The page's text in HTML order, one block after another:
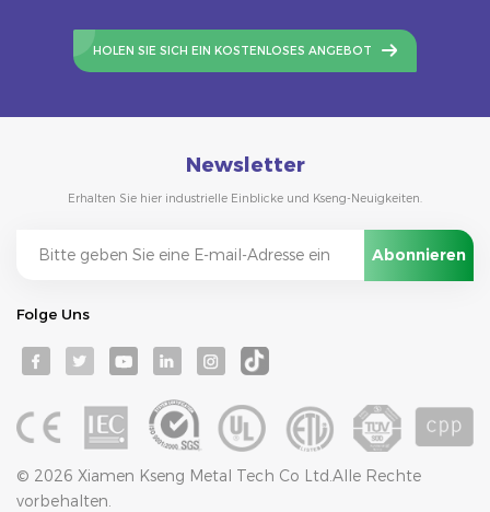
HOLEN SIE SICH EIN KOSTENLOSES ANGEBOT
Newsletter
Erhalten Sie hier industrielle Einblicke und Kseng-Neuigkeiten.
Folge Uns
© 2026 Xiamen Kseng Metal Tech Co Ltd.Alle Rechte
vorbehalten.